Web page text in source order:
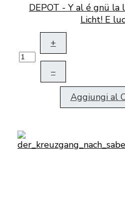
DEPOT - Y al é gnü la
Licht! E
+
–
Aggiungi al